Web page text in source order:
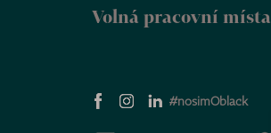
Volná pracovní místa
#nosimOblack